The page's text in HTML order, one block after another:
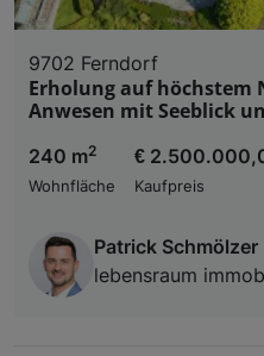
9702 Ferndorf
Erholung auf höchstem
Anwesen mit Seeblick
240 m2
Wohnfläche
€
Kaufpreis
Patrick Schmölzer
lebensraum